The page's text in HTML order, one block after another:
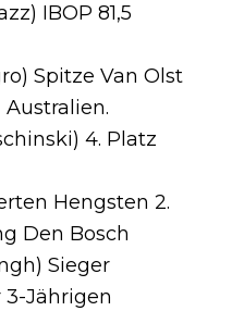
IBOP 81,5
Spitze Van Olst
4. Platz
Hengsten 2.
Den Bosch
Sieger
Jährigen